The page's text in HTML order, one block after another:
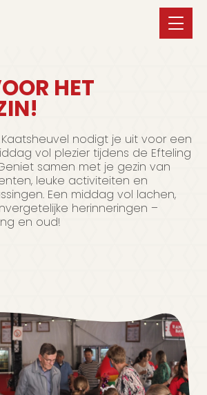
HET
nodigt je uit voor een
vol plezier tijdens de Efteling
samen met je gezin van
leuke activiteiten en
Een middag vol lachen,
herinneringen –
en oud!